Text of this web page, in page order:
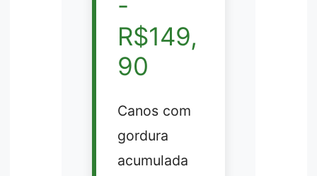
-
R$149,
90
Canos com
gordura
acumulada